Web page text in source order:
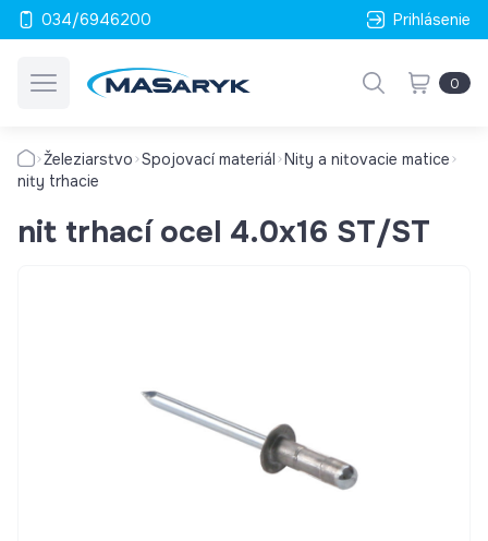
034/6946200 Prihlásenie
0
Železiarstvo Spojovací materiál Nity a nitovacie matice
nity trhacie
nit trhací ocel 4.0x16 ST/ST